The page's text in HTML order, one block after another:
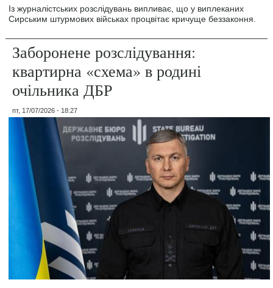
Із журналістських розслідувань випливає, що у виплеканих
Сирським штурмових військах процвітає кричуще беззаконня.
Заборонене розслідування:
квартирна «схема» в родині
очільника ДБР
пт, 17/07/2026 - 18:27